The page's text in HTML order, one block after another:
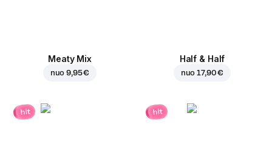
Meaty Mix
nuo9,95 €
Half & Half
nuo17,90 €
hit hit